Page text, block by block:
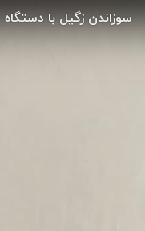
سوزاندن زگیل با دستگاه